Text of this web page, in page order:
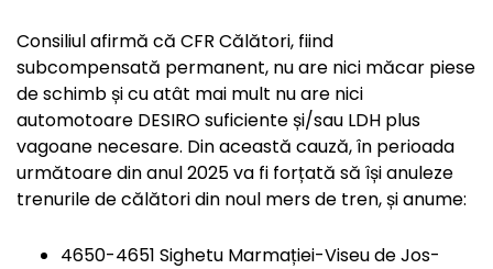
Consiliul afirmă că CFR Călători, fiind
subcompensată permanent, nu are nici măcar piese
de schimb și cu atât mai mult nu are nici
automotoare DESIRO suficiente și/sau LDH plus
vagoane necesare. Din această cauză, în perioada
următoare din anul 2025 va fi forțată să își anuleze
trenurile de călători din noul mers de tren, și anume:
4650-4651 Sighetu Marmației-Viseu de Jos-